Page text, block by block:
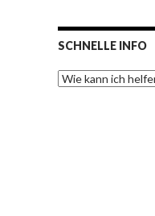
SCHNELLE INFO
Schnelle
Info